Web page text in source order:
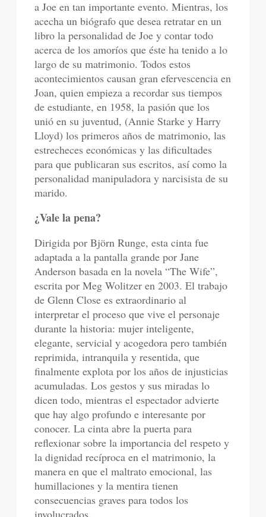
a Joe en tan importante evento. Mientras, los
acecha un biógrafo que desea retratar en un
libro la personalidad de Joe y contar todo
acerca de los amoríos que éste ha tenido a lo
largo de su matrimonio. Todos estos
acontecimientos causan gran efervescencia en
Joan, quien empieza a recordar sus tiempos
de estudiante, en 1958, la pasión que los
unió en su juventud, (Annie Starke y Harry
Lloyd) los primeros años de matrimonio, las
estrecheces económicas y las dificultades
para que publicaran sus escritos, así como la
personalidad manipuladora y narcisista de su
marido.
¿Vale la pena?
Dirigida por Björn Runge, esta cinta fue
adaptada a la pantalla grande por Jane
Anderson basada en la novela “The Wife”,
escrita por Meg Wolitzer en 2003. El trabajo
de Glenn Close es extraordinario al
interpretar el proceso que vive el personaje
durante la historia: mujer inteligente,
elegante, servicial y acogedora pero también
reprimida, intranquila y resentida, que
finalmente explota por los años de injusticias
acumuladas. Los gestos y sus miradas lo
dicen todo, mientras el espectador advierte
que hay algo profundo e interesante por
conocer. La cinta abre la puerta para
reflexionar sobre la importancia del respeto y
la dignidad recíproca en el matrimonio, la
manera en que el maltrato emocional, las
humillaciones y la mentira tienen
consecuencias graves para todos los
involucrados.